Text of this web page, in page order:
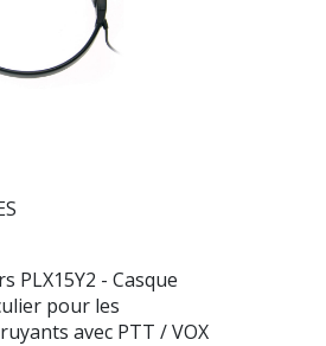
PLX15Y2 - Casque
pour les
avec PTT / VOX